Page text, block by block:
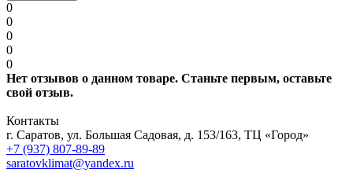
0
0
0
0
0
Нет отзывов о данном товаре. Станьте первым, оставьте
свой отзыв.
Контакты
г. Саратов, ул. Большая Садовая, д. 153/163, ТЦ «Город»
+7 (937) 807-89-89
saratovklimat@yandex.ru